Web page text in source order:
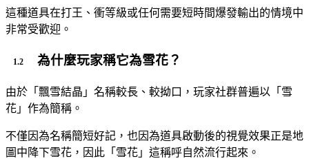
這種道具在打王、衝等級或任何需要短時間爆發輸出的情境中
非常受歡迎。
為什麼玩家稱它為雪花？
由於「飄雪結晶」名稱較長、較拗口，玩家社群普遍以「雪
花」作為簡稱。
不僅因為名稱簡短好記，也因為道具啟動後的視覺效果正是地
圖中降下雪花，因此「雪花」這稱呼自然流行起來。